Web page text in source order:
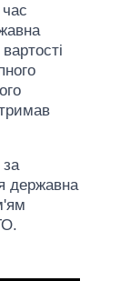
державна